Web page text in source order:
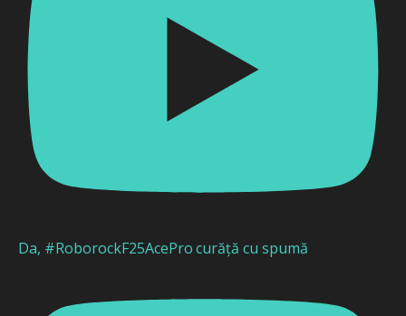
Da, #RoborockF25AcePro curăță cu spumă